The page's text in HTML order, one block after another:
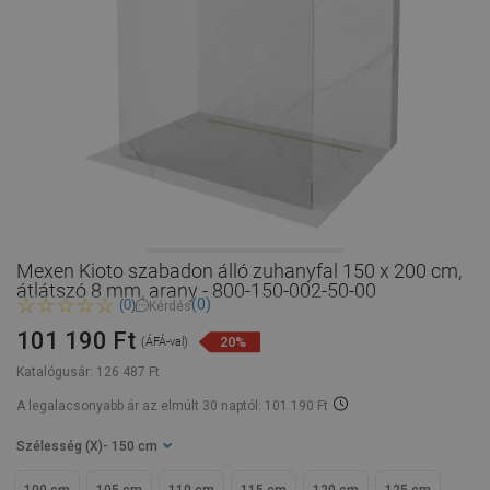
Mexen Kioto szabadon álló zuhanyfal 150 x 200 cm,
átlátszó 8 mm, arany - 800-150-002-50-00
(0) Kérdés(0)
Katalógusár: 126 487 Ft
101 190 Ft (ÁFÁ-val) 20%
A legalacsonyabb ár az elmúlt 30 naptól: 101 190 Ft
Szélesség (X) - 150 cm